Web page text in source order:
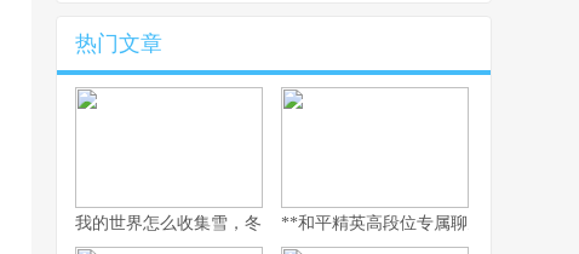
热门文章
我的世界怎么收集雪，冬日生存的艺术**和平精英高段位专属聊天：无声战场